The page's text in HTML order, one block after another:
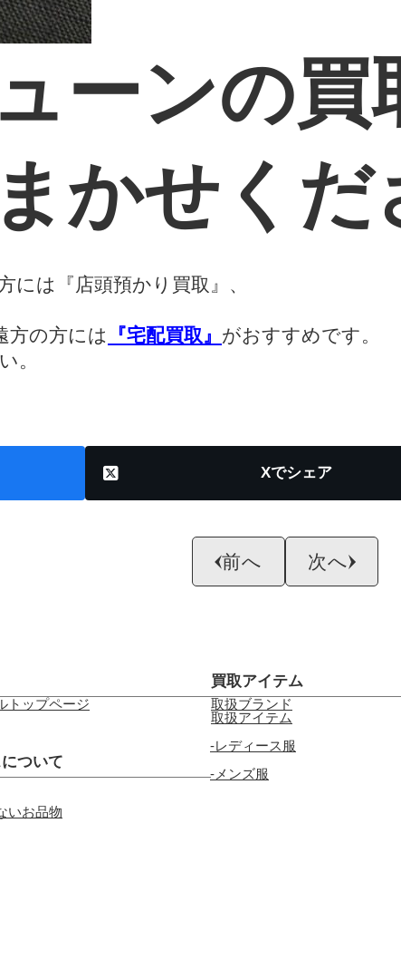
ーンの買
かせくだ
には『店頭預かり買取』、
方の方には 『宅配買取』 がおすすめです。
。
X
前へ 次へ
トップページ
ついて
いお品物
買取アイテム
取扱ブランド
取扱アイテム
レディース服
メンズ服